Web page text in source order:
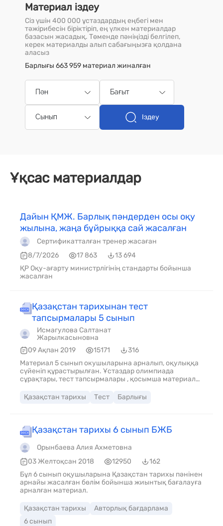
Материал іздеу
Сіз үшін 400 000 ұстаздардың еңбегі мен
тәжірибесін біріктіріп, ең үлкен материалдар
базасын жасадық. Төменде пәніңізді белгілеп,
керек материалды алып сабағыңызға қолдана
аласыз
Барлығы 663 959 материал жиналған
Пән Бағыт
Сынып Іздеу
Ұқсас материалдар
Дайын ҚМЖ. Барлық пәндерден осы оқу
жылына, жаңа бұйрыққа сай жасалған
Сертификатталған тренер жасаған
8/7/2026
17 863
13 694
ҚР Оқу-ағарту министрлігінің стандарты бойынша
жасалған
Қазақстан тарихынан тест
тапсырмалары 5 сынып
Исмагулова Салтанат
Жарылкасыновна
09 Ақпан 2019
15171
316
Материал 5 сынып окушыларына арналып, оқулыққа
сүйеніп құрастырылған. Ұстаздар олимпиада
сұрақтары, тест тапсырмалары , қосымша материал
Қазақстан тарихы
Тест Барлығы
Қазақстан тарихы 6 сынып БЖБ
Орынбаева Алия Ахметовна
03 Желтоқсан 2018
12950
162
Бұл 6 сынып оқушыларына Қазақстан тарихы пәнінен
арнайы жасалған бөлім бойынша жиынтық бағалауға
арналған материал.
Қазақстан тарихы
Авторлық бағдарлама
6 сынып